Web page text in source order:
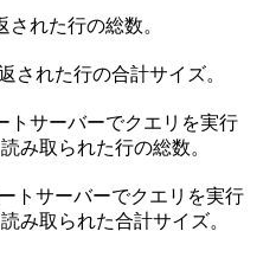
された行の総数。
された行の合計サイズ。
トサーバーでクエリを実行
み取られた行の総数。
トサーバーでクエリを実行
み取られた合計サイズ。